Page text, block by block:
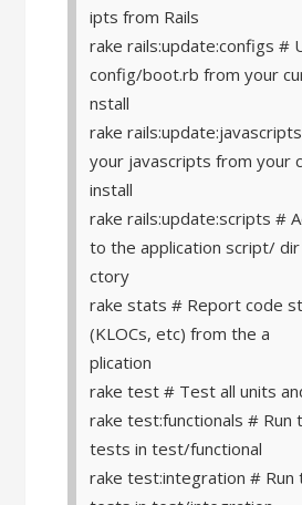
ipts from Rails
rake rails:update:configs #
config/boot.rb from your
nstall
rake
your javascripts from your
install
rake rails:update:scripts #
to the application script/ dir
ctory
rake stats # Report code
(KLOCs, etc) from the a
plication
rake test # Test all units
rake test:functionals # Run
tests in test/functional
rake test:integration # Run